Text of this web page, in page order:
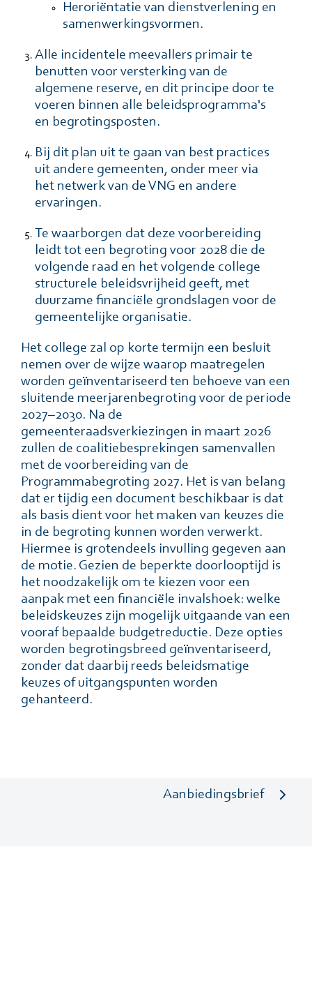
Heroriëntatie van dienstverlening en
samenwerkingsvormen.
Alle incidentele meevallers primair te
benutten voor versterking van de
algemene reserve, en dit principe door te
voeren binnen alle beleidsprogramma's
en begrotingsposten.
Bij dit plan uit te gaan van best practices
uit andere gemeenten, onder meer via
het netwerk van de VNG en andere
ervaringen.
Te waarborgen dat deze voorbereiding
leidt tot een begroting voor 2028 die de
volgende raad en het volgende college
structurele beleidsvrijheid geeft, met
duurzame financiële grondslagen voor de
gemeentelijke organisatie.
Het college zal op korte termijn een besluit
nemen over de wijze waarop maatregelen
worden geïnventariseerd ten behoeve van een
sluitende meerjarenbegroting voor de periode
2027–2030. Na de
gemeenteraadsverkiezingen in maart 2026
zullen de coalitiebesprekingen samenvallen
met de voorbereiding van de
Programmabegroting 2027. Het is van belang
dat er tijdig een document beschikbaar is dat
als basis dient voor het maken van keuzes die
in de begroting kunnen worden verwerkt.
Hiermee is grotendeels invulling gegeven aan
de motie. Gezien de beperkte doorlooptijd is
het noodzakelijk om te kiezen voor een
aanpak met een financiële invalshoek: welke
beleidskeuzes zijn mogelijk uitgaande van een
vooraf bepaalde budgetreductie. Deze opties
worden begrotingsbreed geïnventariseerd,
zonder dat daarbij reeds beleidsmatige
keuzes of uitgangspunten worden
gehanteerd.
Aanbiedingsbrief